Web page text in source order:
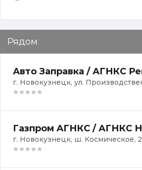
Рядом
Авто Заправка / АГНКС
г. Новокузнецк, ул.
Газпром АГНКС / АГНКС
г. Новокузнецк, ш. Космическое,